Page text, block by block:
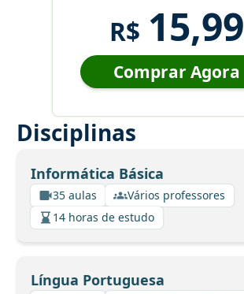
R$ 15,99
Comprar Agora
Disciplinas
Informática Básica
35 aulas
Vários professores
14 horas de estudo
Língua Portuguesa